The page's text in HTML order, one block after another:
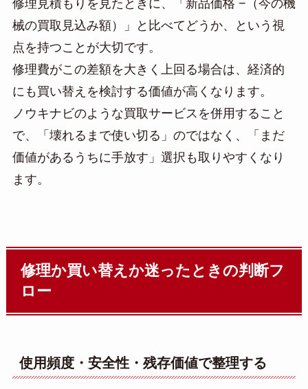
修理見積もりを見たときに、「新品価格 −（今の機
械の買取見込み額）」と比べてどうか、という視
点を持つことが大切です。
修理費がこの差額を大きく上回る場合は、経済的
にも買い替えを検討する価値が高くなります。
ノウキナビのような買取サービスを併用すること
で、「壊れるまで使い切る」のではなく、「まだ
価値があるうちに手放す」選択も取りやすくなり
ます。
修理か買い替えか迷ったときの判断フ
ロー
使用頻度・安全性・残存価値で整理する